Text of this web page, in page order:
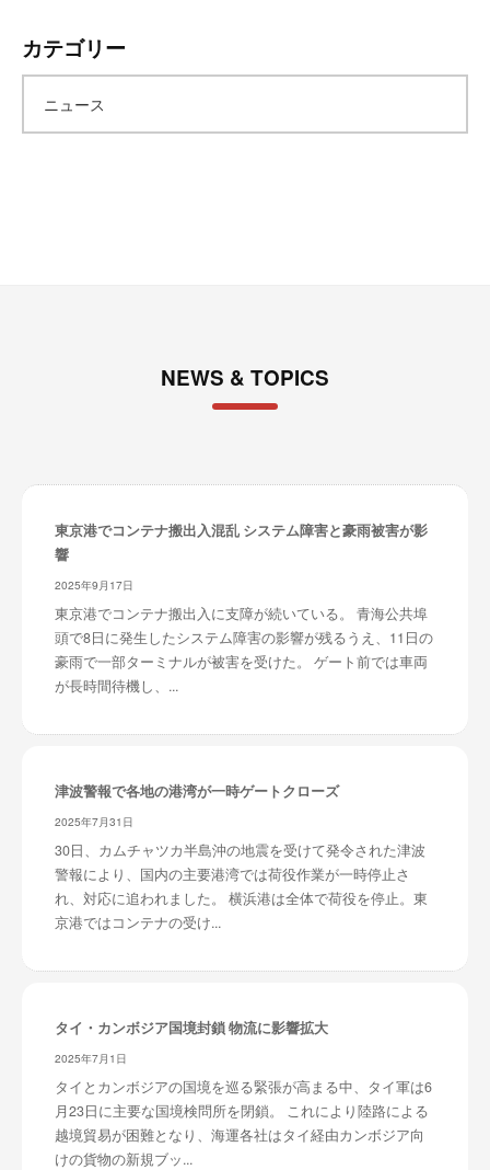
カ
イ
カテゴリー
ニュース
NEWS & TOPICS
東京港でコンテナ搬出入混乱 システム障害と豪雨被害が影
響
2025年9月17日
東京港でコンテナ搬出入に支障が続いている。 青海公共埠
頭で8日に発生したシステム障害の影響が残るうえ、11日の
豪雨で一部ターミナルが被害を受けた。 ゲート前では車両
が長時間待機し、...
津波警報で各地の港湾が一時ゲートクローズ
2025年7月31日
30日、カムチャツカ半島沖の地震を受けて発令された津波
警報により、国内の主要港湾では荷役作業が一時停止さ
れ、対応に追われました。 横浜港は全体で荷役を停止。東
京港ではコンテナの受け...
タイ・カンボジア国境封鎖 物流に影響拡大
2025年7月1日
タイとカンボジアの国境を巡る緊張が高まる中、タイ軍は6
月23日に主要な国境検問所を閉鎖。 これにより陸路による
越境貿易が困難となり、海運各社はタイ経由カンボジア向
けの貨物の新規ブッ...